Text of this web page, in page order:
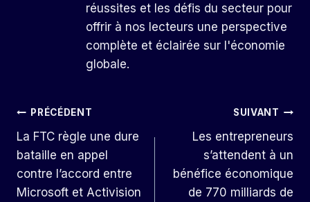
réussites et les défis du secteur pour
offrir à nos lecteurs une perspective
complète et éclairée sur l'économie
globale.
Navigation
De
L’article
PRÉCÉDENT
La FTC règle une dure
bataille en appel
contre l’accord entre
Microsoft et Activision
SUIVANT
Les entrepreneurs
s’attendent à un
bénéfice économique
de 770 milliards de